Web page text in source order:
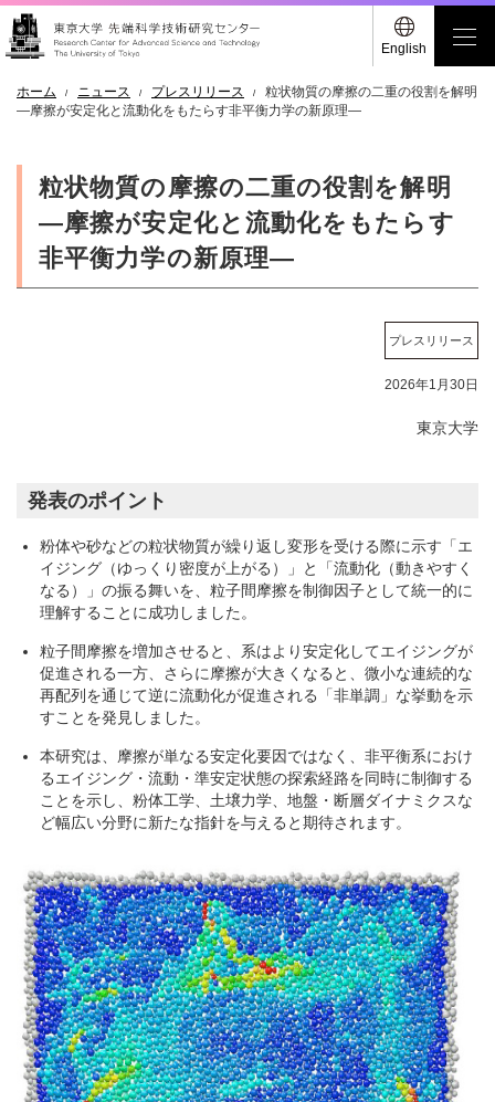
English
ホーム ニュース プレスリリース
粒状物質の摩擦の二重の役割を解明
―摩擦が安定化と流動化をもたらす非平衡力学の新原理―
粒状物質の摩擦の二重の役割を解明
―摩擦が安定化と流動化をもたらす
非平衡力学の新原理―
プレスリリース
2026年1月30日
東京大学
発表のポイント
粉体や砂などの粒状物質が繰り返し変形を受ける際に示す「エ
イジング（ゆっくり密度が上がる）」と「流動化（動きやすく
なる）」の振る舞いを、粒子間摩擦を制御因子として統一的に
理解することに成功しました。
粒子間摩擦を増加させると、系はより安定化してエイジングが
促進される一方、さらに摩擦が大きくなると、微小な連続的な
再配列を通じて逆に流動化が促進される「非単調」な挙動を示
すことを発見しました。
本研究は、摩擦が単なる安定化要因ではなく、非平衡系におけ
るエイジング・流動・準安定状態の探索経路を同時に制御する
ことを示し、粉体工学、土壌力学、地盤・断層ダイナミクスな
ど幅広い分野に新たな指針を与えると期待されます。